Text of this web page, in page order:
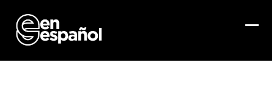
content